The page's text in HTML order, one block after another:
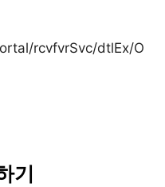
rcvfvrSvc/dtlEx/O
기